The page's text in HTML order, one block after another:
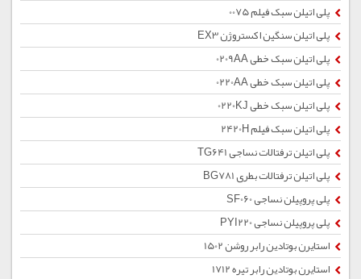
پلی اتیلن سبک فیلم 0075
پلی اتیلن سنگین اکستروژن EX3
پلی اتیلن سبک خطی 0209AA
پلی اتیلن سبک خطی 0220AA
پلی اتیلن سبک خطی 0220KJ
پلی اتیلن سبک فیلم 2420H
پلی اتیلن ترفتالات نساجی TG641
پلی اتیلن ترفتالات بطری BG781
پلی پروپیلن نساجی SF060
پلی پروپیلن نساجی PYI220
استایرن بوتادین رابر روشن 1502
استایرن بوتادین رابر تیره 1712